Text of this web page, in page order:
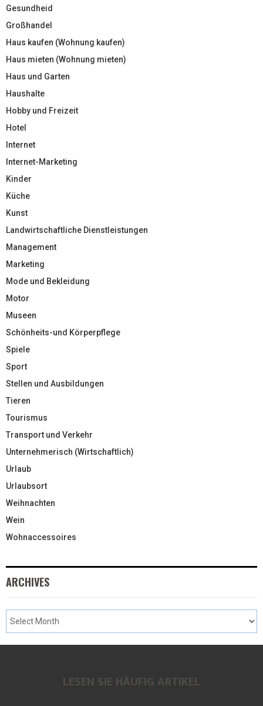
Gesundheid
Großhandel
Haus kaufen (Wohnung kaufen)
Haus mieten (Wohnung mieten)
Haus und Garten
Haushalte
Hobby und Freizeit
Hotel
Internet
Internet-Marketing
Kinder
Küche
Kunst
Landwirtschaftliche Dienstleistungen
Management
Marketing
Mode und Bekleidung
Motor
Museen
Schönheits-und Körperpflege
Spiele
Sport
Stellen und Ausbildungen
Tieren
Tourismus
Transport und Verkehr
Unternehmerisch (Wirtschaftlich)
Urlaub
Urlaubsort
Weihnachten
Wein
Wohnaccessoires
ARCHIVES
LESEN SIE HÄUFIG ARTIKEL